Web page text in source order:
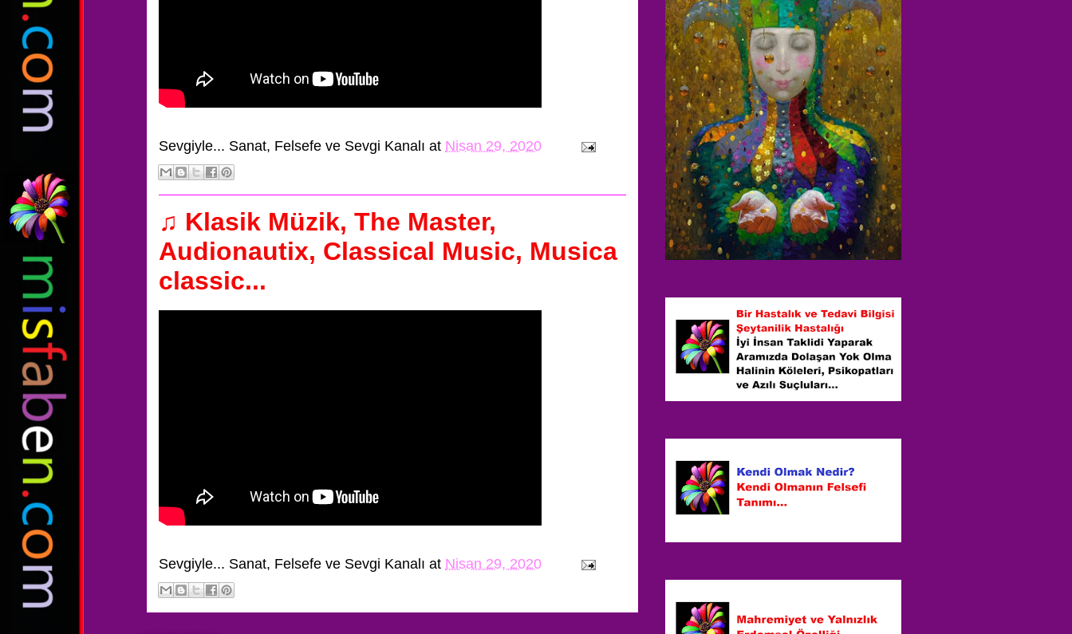
Sevgiyle... Sanat, Felsefe ve Sevgi Kanalı at Nisan 29, 2020
♫ Klasik Müzik, The Master,
Audionautix, Classical Music, Musica
classic...
Sevgiyle... Sanat, Felsefe ve Sevgi Kanalı at Nisan 29, 2020